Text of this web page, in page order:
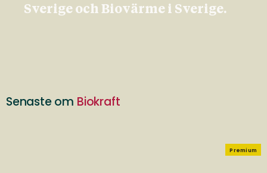
Sverige och Biovärme i Sverige.
Senaste om Biokraft
Premium